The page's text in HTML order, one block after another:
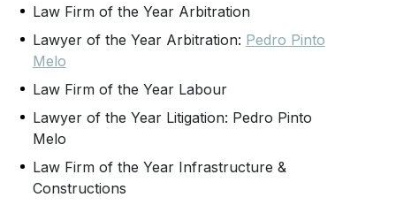
Law Firm of the Year Arbitration
Lawyer of the Year Arbitration: Pedro Pinto
Melo
Law Firm of the Year Labour
Lawyer of the Year Litigation: Pedro Pinto
Melo
Law Firm of the Year Infrastructure &
Constructions